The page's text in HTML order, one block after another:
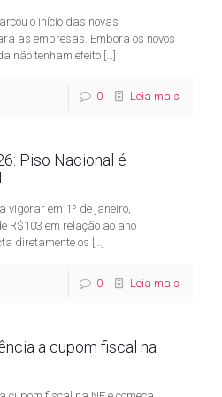
o início das novas
as empresas. Embora os novos
não tenham efeito […]
0 Leia mais
Piso Nacional é
vigorar em 1º de janeiro,
R$103 em relação ao ano
diretamente os […]
0 Leia mais
a cupom fiscal na